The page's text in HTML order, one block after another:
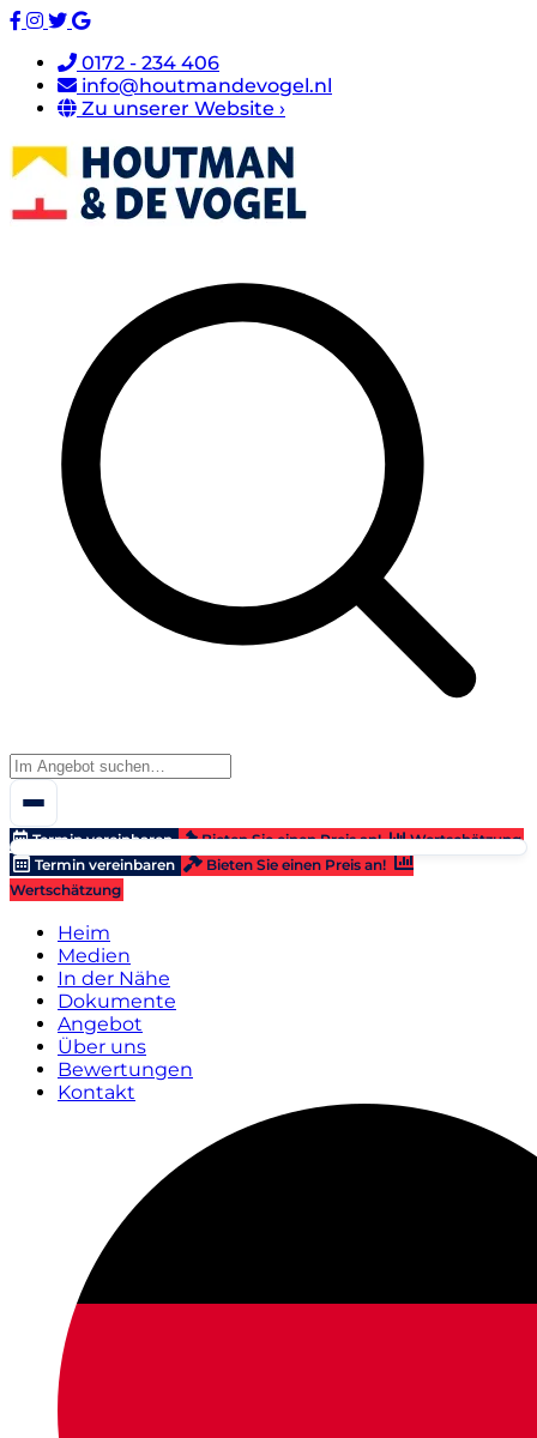
0172 - 234 406
info@houtmandevogel.nl
Zu unserer Website ›
Termin vereinbaren Bieten Sie einen Preis an!
Wertschätzung
Termin vereinbaren
Bieten Sie einen Preis an!
Wertschätzung
Heim
Medien
In der Nähe
Dokumente
Angebot
Über uns
Bewertungen
Kontakt